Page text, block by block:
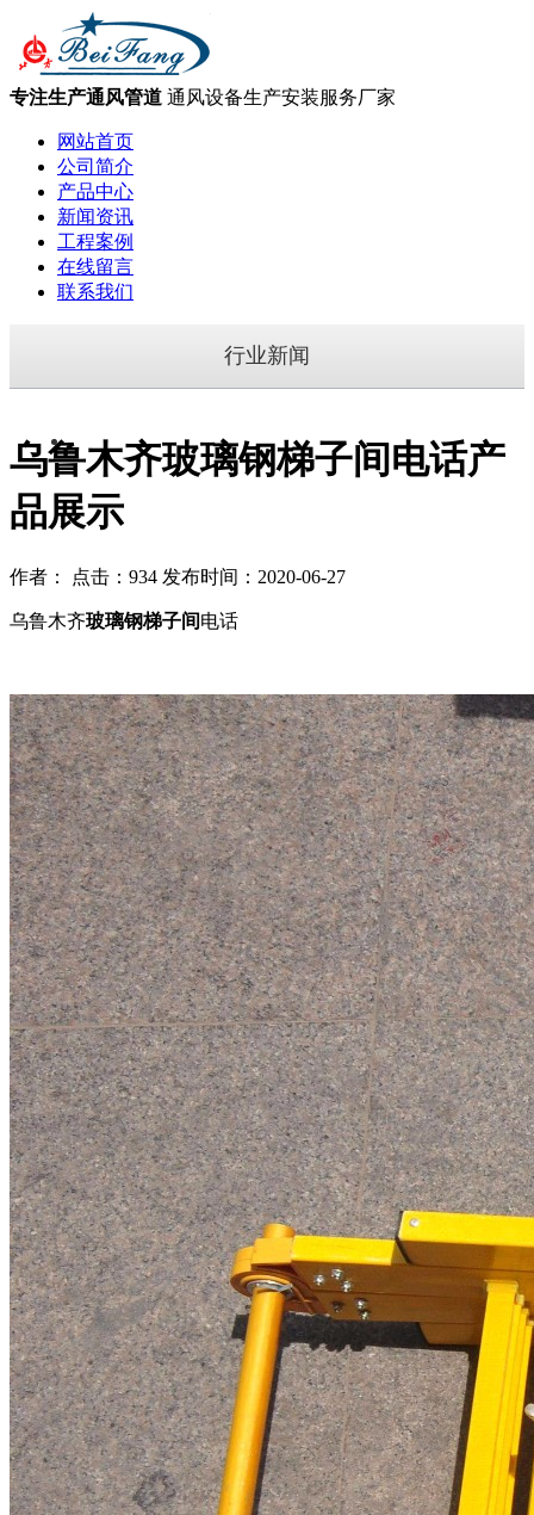
专注生产通风管道 通风设备生产安装服务厂家
网站首页
公司简介
产品中心
新闻资讯
工程案例
在线留言
联系我们
行业新闻
乌鲁木齐玻璃钢梯子间电话产
品展示
作者： 点击：934 发布时间：2020-06-27
乌鲁木齐玻璃钢梯子间电话